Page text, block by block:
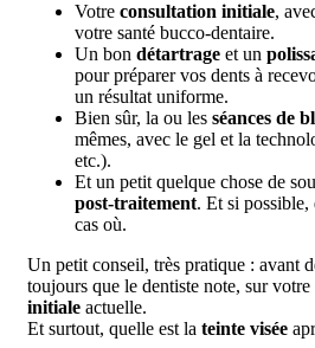
Votre consultation initiale,
votre santé bucco-dentaire.
Un bon détartrage et un
pour préparer vos dents à
un résultat uniforme.
Bien sûr, la ou les séances de
mêmes, avec le gel et la
etc.).
Et un petit quelque chose de
post-traitement. Et si possible,
cas où.
Un petit conseil, très pratique : avant
toujours que le dentiste note, sur votre
initiale actuelle.
Et surtout, quelle est la teinte visée